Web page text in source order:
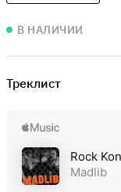
В НАЛИЧИИ
Треклист